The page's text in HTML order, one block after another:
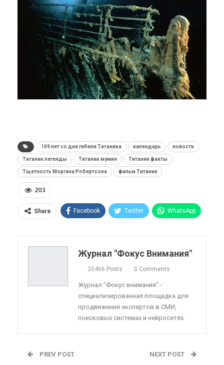
109 лет со дня гибели Титаника календарь новости
Титаник легенды Титаник мумия Титаник факты
Тщетность Моргана Робертсона фильм Титаник
203
Share Facebook Twitter WhatsApp
Telegram Viber
Linkedin Tumblr
Журнал "Фокус Внимания"
20466 Posts 0 Comments
Журнал "Фокус внимания" -
специализированная площадка для
продвижения экспертов в СМИ,
поисковых системах и нейросетях.
PREV POST NEXT POST